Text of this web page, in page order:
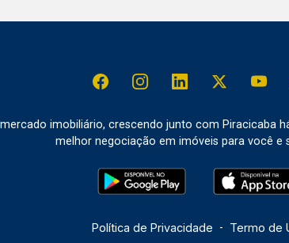
imobiliário, crescendo junto com Piracicaba
melhor negociação em imóveis para você e
Política de Privacidade - Termo de